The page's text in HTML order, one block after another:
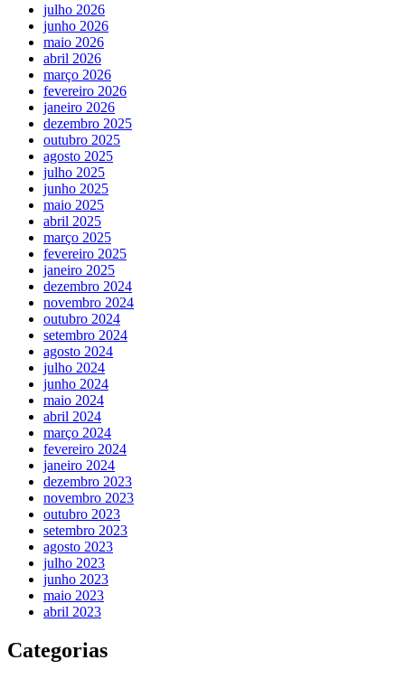
julho 2026
junho 2026
maio 2026
abril 2026
março 2026
fevereiro 2026
janeiro 2026
dezembro 2025
outubro 2025
agosto 2025
julho 2025
junho 2025
maio 2025
abril 2025
março 2025
fevereiro 2025
janeiro 2025
dezembro 2024
novembro 2024
outubro 2024
setembro 2024
agosto 2024
julho 2024
junho 2024
maio 2024
abril 2024
março 2024
fevereiro 2024
janeiro 2024
dezembro 2023
novembro 2023
outubro 2023
setembro 2023
agosto 2023
julho 2023
junho 2023
maio 2023
abril 2023
Categorias